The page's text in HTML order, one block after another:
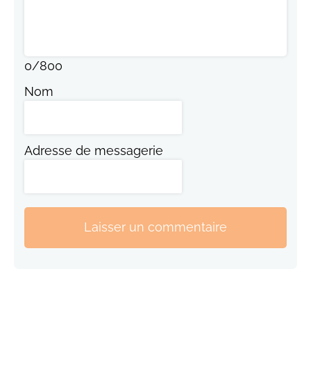
0/800
Nom
Adresse de messagerie
Laisser un commentaire